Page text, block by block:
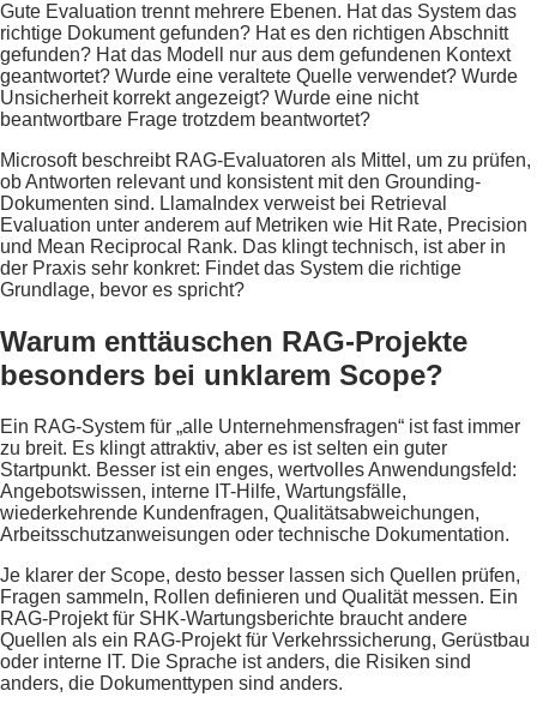
Gute Evaluation trennt mehrere Ebenen. Hat das System das
richtige Dokument gefunden? Hat es den richtigen Abschnitt
gefunden? Hat das Modell nur aus dem gefundenen Kontext
geantwortet? Wurde eine veraltete Quelle verwendet? Wurde
Unsicherheit korrekt angezeigt? Wurde eine nicht
beantwortbare Frage trotzdem beantwortet?
Microsoft beschreibt RAG-Evaluatoren als Mittel, um zu prüfen,
ob Antworten relevant und konsistent mit den Grounding-
Dokumenten sind. LlamaIndex verweist bei Retrieval
Evaluation unter anderem auf Metriken wie Hit Rate, Precision
und Mean Reciprocal Rank. Das klingt technisch, ist aber in
der Praxis sehr konkret: Findet das System die richtige
Grundlage, bevor es spricht?
Warum enttäuschen RAG-Projekte
besonders bei unklarem Scope?
Ein RAG-System für „alle Unternehmensfragen“ ist fast immer
zu breit. Es klingt attraktiv, aber es ist selten ein guter
Startpunkt. Besser ist ein enges, wertvolles Anwendungsfeld:
Angebotswissen, interne IT-Hilfe, Wartungsfälle,
wiederkehrende Kundenfragen, Qualitätsabweichungen,
Arbeitsschutzanweisungen oder technische Dokumentation.
Je klarer der Scope, desto besser lassen sich Quellen prüfen,
Fragen sammeln, Rollen definieren und Qualität messen. Ein
RAG-Projekt für SHK-Wartungsberichte braucht andere
Quellen als ein RAG-Projekt für Verkehrssicherung, Gerüstbau
oder interne IT. Die Sprache ist anders, die Risiken sind
anders, die Dokumenttypen sind anders.